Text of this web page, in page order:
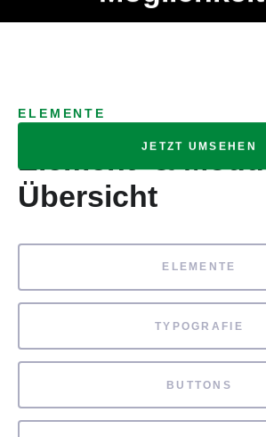
JETZT UMSEHEN
ELEMENTE
Element- & Modul-
Übersicht
ELEMENTE
TYPOGRAFIE
BUTTONS